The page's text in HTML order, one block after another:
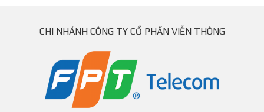
CHI NHÁNH CÔNG TY CỔ PHẦN VIỄN THÔNG